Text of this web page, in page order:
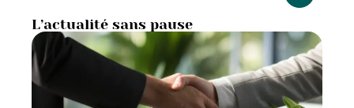
L’actualité sans pause